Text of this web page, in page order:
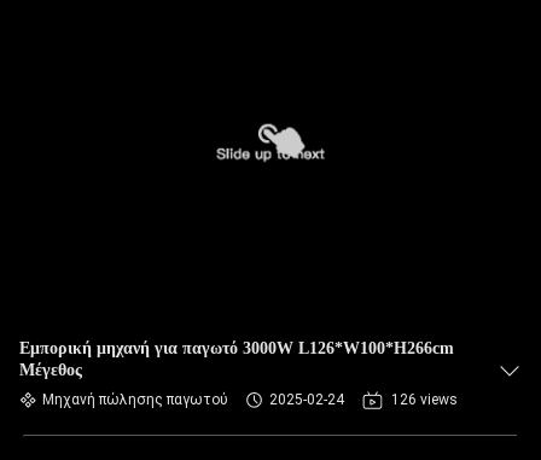
Εμπορική μηχανή για παγωτό 3000W L126*W100*H266cm
Μέγεθος
Μηχανή πώλησης παγωτού 2025-02-24 126 views